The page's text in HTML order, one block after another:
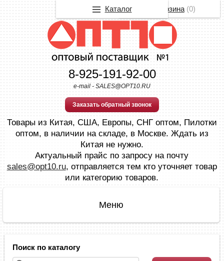
8-925-191-92-00
e-mail - SALES@OPT10.RU
Заказать обратный звонок
Товары из Китая, США, Европы, СНГ оптом, Пилотки
оптом, в наличии на складе, в Москве. Ждать из
Китая не нужно.
Актуальный прайс по запросу на почту
sales@opt10.ru, отправляется тем кто уточняет товар
или категорию товаров.
Поиск по каталогу
Корзина(0)
Каталог